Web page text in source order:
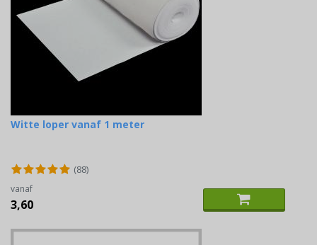
Witte loper vanaf 1 meter
(88)
vanaf
3,60